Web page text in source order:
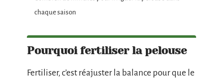
chaque saison
Pourquoi fertiliser la pelouse
Fertiliser, c’est réajuster la balance pour que le